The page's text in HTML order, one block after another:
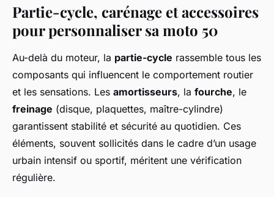
Partie-cycle, carénage et accessoires
pour personnaliser sa moto 50
Au-delà du moteur, la partie-cycle rassemble tous les
composants qui influencent le comportement routier
et les sensations. Les amortisseurs, la fourche, le
freinage (disque, plaquettes, maître-cylindre)
garantissent stabilité et sécurité au quotidien. Ces
éléments, souvent sollicités dans le cadre d’un usage
urbain intensif ou sportif, méritent une vérification
régulière.